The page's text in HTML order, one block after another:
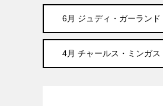
6月 ジュディ・ガーランド
4月 チャールス・ミンガス